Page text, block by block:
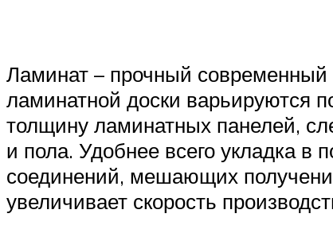
Ламинат – прочный
ламинатной доски
толщину ламинатных панелей,
и пола. Удобнее всего укладка в
соединений, мешающих
увеличивает скорость